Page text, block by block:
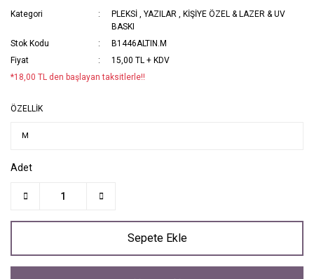
Kategori PLEKSİ ,YAZILAR , KİŞİYE ÖZEL & LAZER & UV
BASKI
Stok Kodu
B1446ALTIN.M
Fiyat
15,00 TL + KDV
*18,00 TL den başlayan taksitlerle!!
ÖZELLİK
Adet
Sepete Ekle